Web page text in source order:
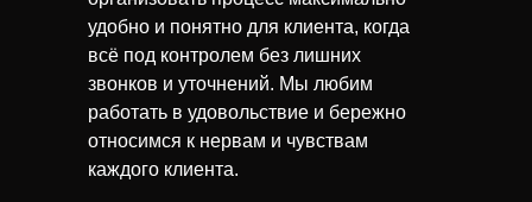
удобно и понятно для клиента, когда
всё под контролем без лишних
звонков и уточнений. Мы любим
работать в удовольствие и бережно
относимся к нервам и чувствам
каждого клиента.